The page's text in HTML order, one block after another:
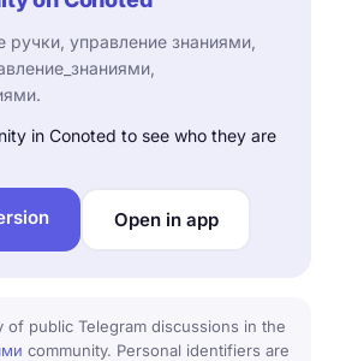
ручки, управление знаниями,
in Conoted to see who they are
Open in app
of public Telegram discussions in the
community. Personal identifiers are